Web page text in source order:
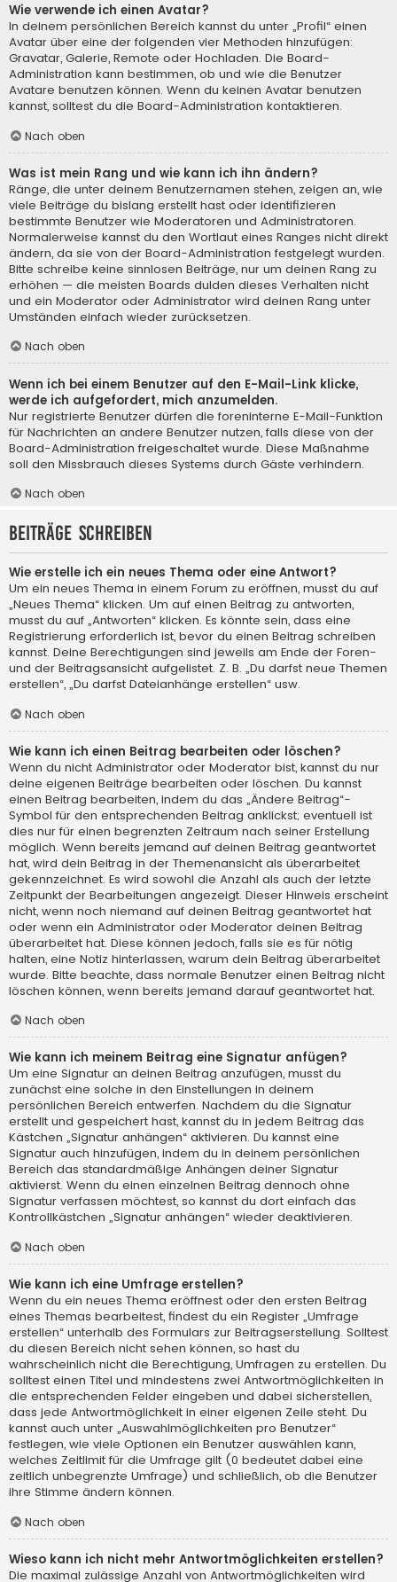
Wie verwende ich einen Avatar?
In deinem persönlichen Bereich kannst du unter „Profil“ einen
Avatar über eine der folgenden vier Methoden hinzufügen:
Gravatar, Galerie, Remote oder Hochladen. Die Board-
Administration kann bestimmen, ob und wie die Benutzer
Avatare benutzen können. Wenn du keinen Avatar benutzen
kannst, solltest du die Board-Administration kontaktieren.
Nach oben
Was ist mein Rang und wie kann ich ihn ändern?
Ränge, die unter deinem Benutzernamen stehen, zeigen an, wie
viele Beiträge du bislang erstellt hast oder identifizieren
bestimmte Benutzer wie Moderatoren und Administratoren.
Normalerweise kannst du den Wortlaut eines Ranges nicht direkt
ändern, da sie von der Board-Administration festgelegt wurden.
Bitte schreibe keine sinnlosen Beiträge, nur um deinen Rang zu
erhöhen — die meisten Boards dulden dieses Verhalten nicht
und ein Moderator oder Administrator wird deinen Rang unter
Umständen einfach wieder zurücksetzen.
Nach oben
Wenn ich bei einem Benutzer auf den E-Mail-Link klicke,
werde ich aufgefordert, mich anzumelden.
Nur registrierte Benutzer dürfen die foreninterne E-Mail-Funktion
für Nachrichten an andere Benutzer nutzen, falls diese von der
Board-Administration freigeschaltet wurde. Diese Maßnahme
soll den Missbrauch dieses Systems durch Gäste verhindern.
Nach oben
Beiträge schreiben
Wie erstelle ich ein neues Thema oder eine Antwort?
Um ein neues Thema in einem Forum zu eröffnen, musst du auf
„Neues Thema“ klicken. Um auf einen Beitrag zu antworten,
musst du auf „Antworten“ klicken. Es könnte sein, dass eine
Registrierung erforderlich ist, bevor du einen Beitrag schreiben
kannst. Deine Berechtigungen sind jeweils am Ende der Foren-
und der Beitragsansicht aufgelistet. Z. B. „Du darfst neue Themen
erstellen“, „Du darfst Dateianhänge erstellen“ usw.
Nach oben
Wie kann ich einen Beitrag bearbeiten oder löschen?
Wenn du nicht Administrator oder Moderator bist, kannst du nur
deine eigenen Beiträge bearbeiten oder löschen. Du kannst
einen Beitrag bearbeiten, indem du das „Ändere Beitrag“-
Symbol für den entsprechenden Beitrag anklickst; eventuell ist
dies nur für einen begrenzten Zeitraum nach seiner Erstellung
möglich. Wenn bereits jemand auf deinen Beitrag geantwortet
hat, wird dein Beitrag in der Themenansicht als überarbeitet
gekennzeichnet. Es wird sowohl die Anzahl als auch der letzte
Zeitpunkt der Bearbeitungen angezeigt. Dieser Hinweis erscheint
nicht, wenn noch niemand auf deinen Beitrag geantwortet hat
oder wenn ein Administrator oder Moderator deinen Beitrag
überarbeitet hat. Diese können jedoch, falls sie es für nötig
halten, eine Notiz hinterlassen, warum dein Beitrag überarbeitet
wurde. Bitte beachte, dass normale Benutzer einen Beitrag nicht
löschen können, wenn bereits jemand darauf geantwortet hat.
Nach oben
Wie kann ich meinem Beitrag eine Signatur anfügen?
Um eine Signatur an deinen Beitrag anzufügen, musst du
zunächst eine solche in den Einstellungen in deinem
persönlichen Bereich entwerfen. Nachdem du die Signatur
erstellt und gespeichert hast, kannst du in jedem Beitrag das
Kästchen „Signatur anhängen“ aktivieren. Du kannst eine
Signatur auch hinzufügen, indem du in deinem persönlichen
Bereich das standardmäßige Anhängen deiner Signatur
aktivierst. Wenn du einen einzelnen Beitrag dennoch ohne
Signatur verfassen möchtest, so kannst du dort einfach das
Kontrollkästchen „Signatur anhängen“ wieder deaktivieren.
Nach oben
Wie kann ich eine Umfrage erstellen?
Wenn du ein neues Thema eröffnest oder den ersten Beitrag
eines Themas bearbeitest, findest du ein Register „Umfrage
erstellen“ unterhalb des Formulars zur Beitragserstellung. Solltest
du diesen Bereich nicht sehen können, so hast du
wahrscheinlich nicht die Berechtigung, Umfragen zu erstellen. Du
solltest einen Titel und mindestens zwei Antwortmöglichkeiten in
die entsprechenden Felder eingeben und dabei sicherstellen,
dass jede Antwortmöglichkeit in einer eigenen Zeile steht. Du
kannst auch unter „Auswahlmöglichkeiten pro Benutzer“
festlegen, wie viele Optionen ein Benutzer auswählen kann,
welches Zeitlimit für die Umfrage gilt (0 bedeutet dabei eine
zeitlich unbegrenzte Umfrage) und schließlich, ob die Benutzer
ihre Stimme ändern können.
Nach oben
Wieso kann ich nicht mehr Antwortmöglichkeiten erstellen?
Die maximal zulässige Anzahl von Antwortmöglichkeiten wird